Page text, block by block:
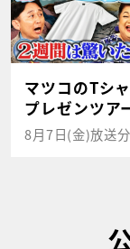
マツコのTシ
プレゼンツア
8月7日(金)放送分